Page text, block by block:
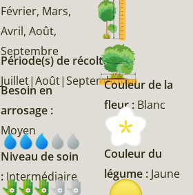
Février, Mars,
Avril, Août,
Septembre
Période(s) de récolte :
Juillet|Août|Septembre
Besoin en
arrosage :
Moyen
Niveau de soin
: Intermédiaire
Couleur de la
fleur : Blanc
Couleur du
légume : Jaune